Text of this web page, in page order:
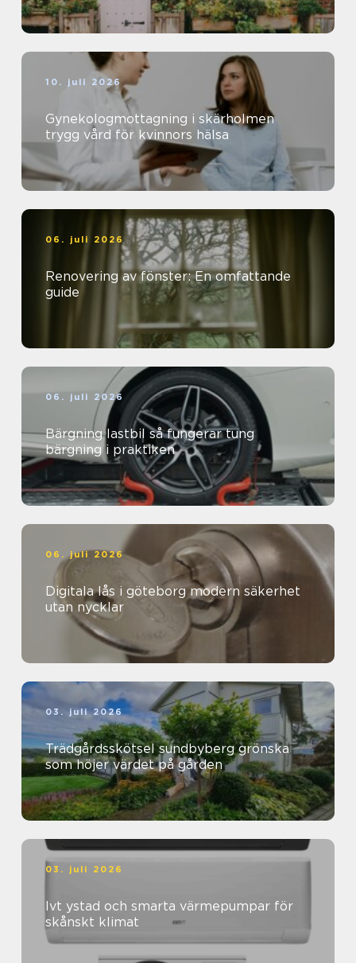
10. juli 2026
Gynekologmottagning i skärholmen
trygg vård för kvinnors hälsa
06. juli 2026
Renovering av fönster: En omfattande
guide
06. juli 2026
Bärgning lastbil så fungerar tung
bärgning i praktiken
06. juli 2026
Digitala lås i göteborg modern säkerhet
utan nycklar
03. juli 2026
Trädgårdsskötsel sundbyberg grönska
som höjer värdet på gården
03. juli 2026
Ivt ystad och smarta värmepumpar för
skånskt klimat